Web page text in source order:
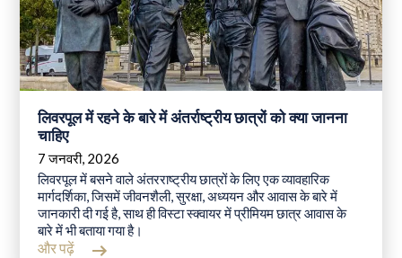
लिवरपूल में रहने के बारे में अंतर्राष्ट्रीय छात्रों को क्या जानना
चाहिए
7 जनवरी, 2026
लिवरपूल में बसने वाले अंतरराष्ट्रीय छात्रों के लिए एक व्यावहारिक
मार्गदर्शिका, जिसमें जीवनशैली, सुरक्षा, अध्ययन और आवास के बारे में
जानकारी दी गई है, साथ ही विस्टा स्क्वायर में प्रीमियम छात्र आवास के
बारे में भी बताया गया है।
और पढ़ें